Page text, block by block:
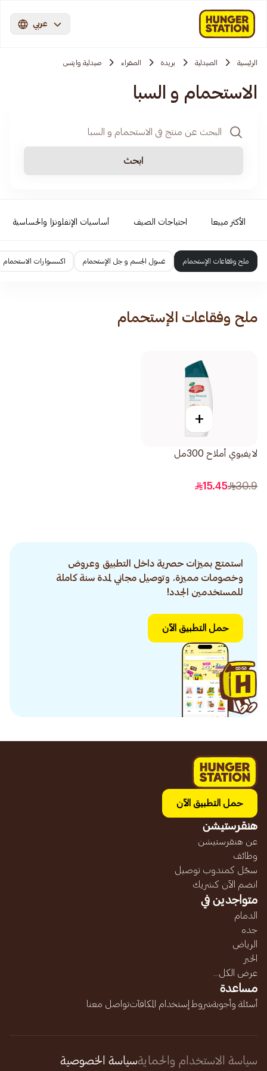
عربي
الرئيسية الصيدلية بريدة الصفراء صيدلية وايتس
الاستحمام و السبا
ابحث
الأكثر مبيعا احتياجات الصيف أساسيات الإنفلونزا والحساسية
ملح وفقاعات الإستحمام غسول الجسم و جل الإستحمام اكسسوارات الاستحمام
ملح وفقاعات الإستحمام
+
لايفبوي أملاح 300مل
30.9
15.45
استمتع بميزات حصرية داخل التطبيق وعروض
وخصومات مميزة. وتوصيل مجاني لمدة سنة كاملة
للمستخدمين الجدد!
حمل التطبيق الآن
حمل التطبيق الآن
هنقرستيشن
عن هنقرستيشن
وظائف
سجّل كمندوب توصيل
انضم الآن كشريك
متواجدين في
الدمام
جده
الرياض
الخبر
عرض الكل...
مساعدة
أسئلة وأجوبةشروط إستخدام المكافآتتواصل معنا
سياسة الاستخدام والحمايةسياسة الخصوصية